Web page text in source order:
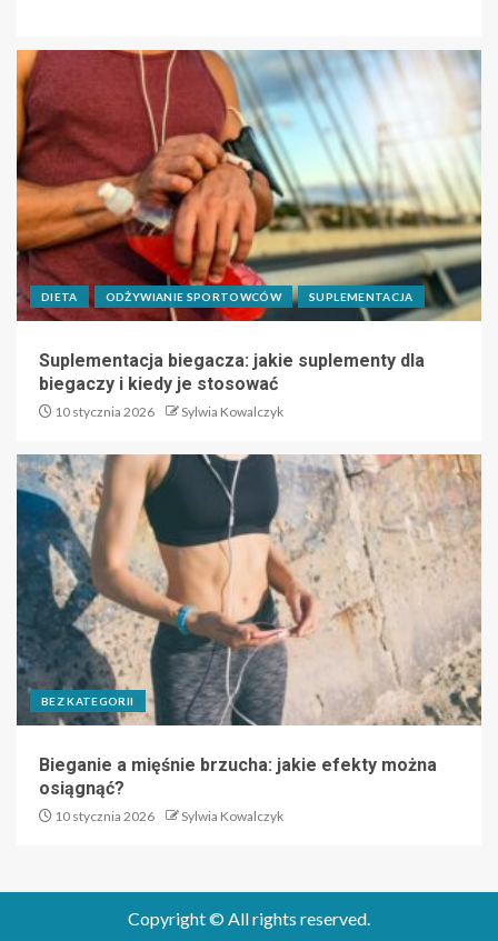
DIETA ODŻYWIANIE SPORTOWCÓW SUPLEMENTACJA
Suplementacja biegacza: jakie suplementy dla
biegaczy i kiedy je stosować
10 stycznia 2026 Sylwia Kowalczyk
BEZ KATEGORII
Bieganie a mięśnie brzucha: jakie efekty można
osiągnąć?
10 stycznia 2026 Sylwia Kowalczyk
Copyright © All rights reserved.